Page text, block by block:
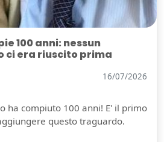
100 anni: nessun
ci era riuscito prima
16/07/2026
ha compiuto 100 anni! E' il primo
questo traguardo.